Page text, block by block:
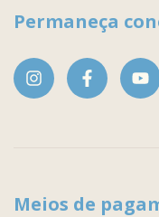
Permaneça
Meios de